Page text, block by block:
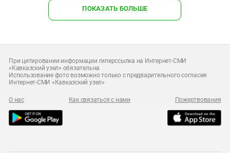
ПОКАЗАТЬ БОЛЬШЕ
При цитировании информации гиперссылка на Интернет-СМИ
«Кавказский узел» обязательна
Использование фото возможно только с предварительного согласия
Интернет-СМИ «Кавказский узел»
О нас Как связаться с нами Пожертвования